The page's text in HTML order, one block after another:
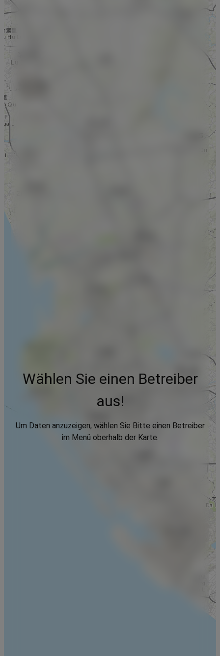
Wählen Sie einen Betreiber
aus!
Um Daten anzuzeigen, wählen Sie Bitte einen Betreiber
im Menü oberhalb der Karte.